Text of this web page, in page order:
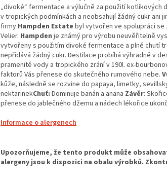
„divoké“ fermentace a výlučně za použití kotlíkových
v tropických podmínkách a neobsahují žádný cukr ani
firmy Hampden Estate byl vytvořen ve spolupráci se
Velier. Hampden je známý pro výrobu neuvěřitelně
vytvořeny s použitím divoké fermentace a plné chutí
nepřidává žádný cukr. Destilace probíhá výhradně v
pramenité vody a tropického zrání v 190l. ex-
faktorů Vás přenese do skutečného rumového nebe.
kůže, následně se rozvine do papaya, limetky,
nektarinekChuť: Dominuje banán a anana Závěr:
přenese do jablečného džemu a nádech lékořice
Informace o alergenech